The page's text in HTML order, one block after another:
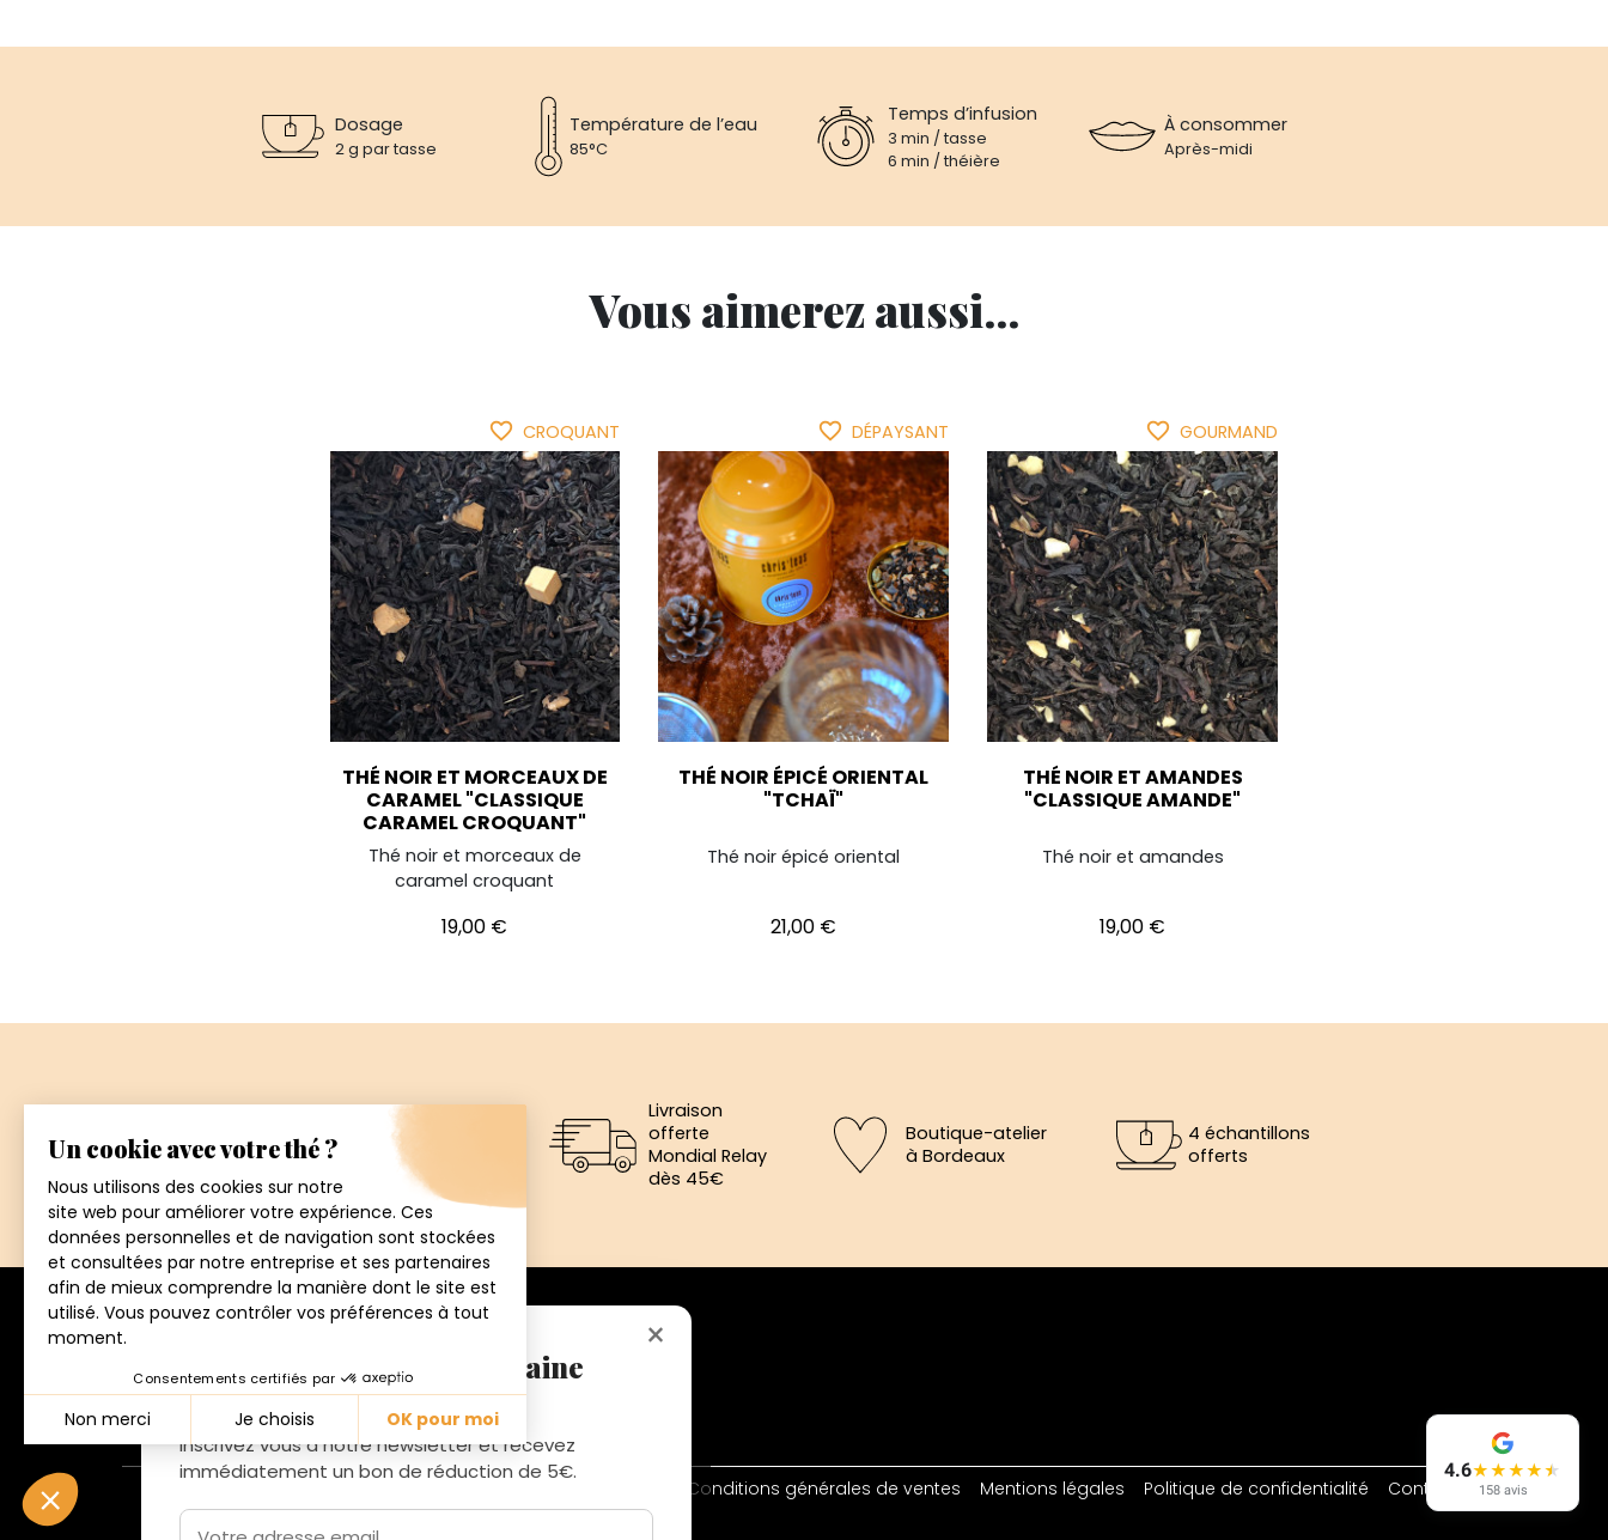
Dosage
2 g par tasse
Température de l’eau
85°C
Temps d’infusion
3 min / tasse
6 min / théière
À consommer
Après-midi
Vous aimerez aussi...
favorite_border CROQUANT
THÉ NOIR ET MORCEAUX DE
CARAMEL "CLASSIQUE
CARAMEL CROQUANT"
Thé noir et morceaux de
caramel croquant
Prix
19,00 €
favorite_border DÉPAYSANT
THÉ NOIR ÉPICÉ ORIENTAL
"TCHAÏ"
Thé noir épicé oriental
Prix
21,00 €
favorite_border GOURMAND
THÉ NOIR ET AMANDES
"CLASSIQUE AMANDE"
Thé noir et amandes
Prix
19,00 €
Paiement
sécurisé
Livraison
offerte
Mondial Relay
dès 45€
Boutique-atelier
à Bordeaux
4 échantillons
offerts
192 avenue de St-Médard, Eysines
4.6★★★★★
158 avis
×
5€ offerts sur votre prochaine
commande
Inscrivez vous a notre newsletter et recevez
immédiatement un bon de réduction de 5€.
Votre adresse email
Conditions générales de ventes Mentions légales Politique de confidentialité Contact